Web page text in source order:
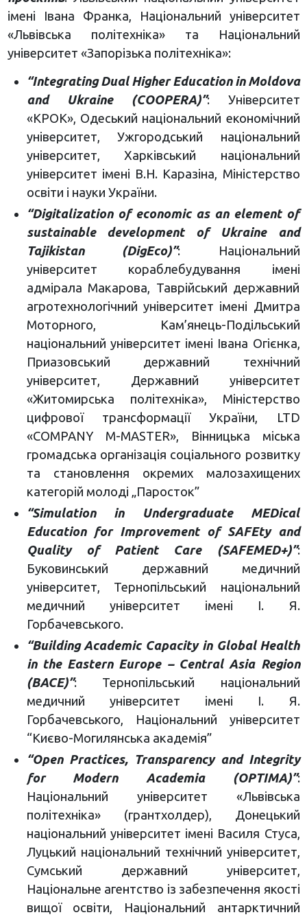
імені Івана Франка, Національний університет
«Львівська політехніка» та Національний
університет «Запорізька політехніка»:
“Integrating Dual Higher Education in Moldova
and Ukraine (COOPERA)”: Університет
«КРОК», Одеський національний економічний
університет, Ужгородський національний
університет, Харківський національний
університет імені В.Н. Каразіна, Міністерство
освіти і науки України.
“Digitalization of economic as an element of
sustainable development of Ukraine and
Tajikistan (DigEco)”: Національний
університет кораблебудування імені
адмірала Макарова, Таврійський державний
агротехнологічний університет імені Дмитра
Моторного, Кам’янець-Подільський
національний університет імені Івана Огієнка,
Приазовський державний технічний
університет, Державний університет
«Житомирська політехніка», Міністерство
цифрової трансформації України, LTD
«COMPANY M-MASTER», Вінницька міська
громадська організація соціального розвитку
та становлення окремих малозахищених
категорій молоді „Паросток”
“Simulation in Undergraduate MEDical
Education for Improvement of SAFEty and
Quality of Patient Care (SAFEMED+)”:
Буковинський державний медичний
університет, Тернопільський національний
медичний університет імені І. Я.
Горбачевського.
“Building Academic Capacity in Global Health
in the Eastern Europe – Central Asia Region
(BACE)”: Тернопільський національний
медичний університет імені І. Я.
Горбачевського, Національний університет
“Києво-Могилянська академія”
“Open Practices, Transparency and Integrity
for Modern Academia (OPTIMA)”:
Національний університет «Львівська
політехніка» (грантхолдер), Донецький
національний університет імені Василя Стуса,
Луцький національний технічний університет,
Сумський державний університет,
Національне агентство із забезпечення якості
вищої освіти, Національний антарктичний